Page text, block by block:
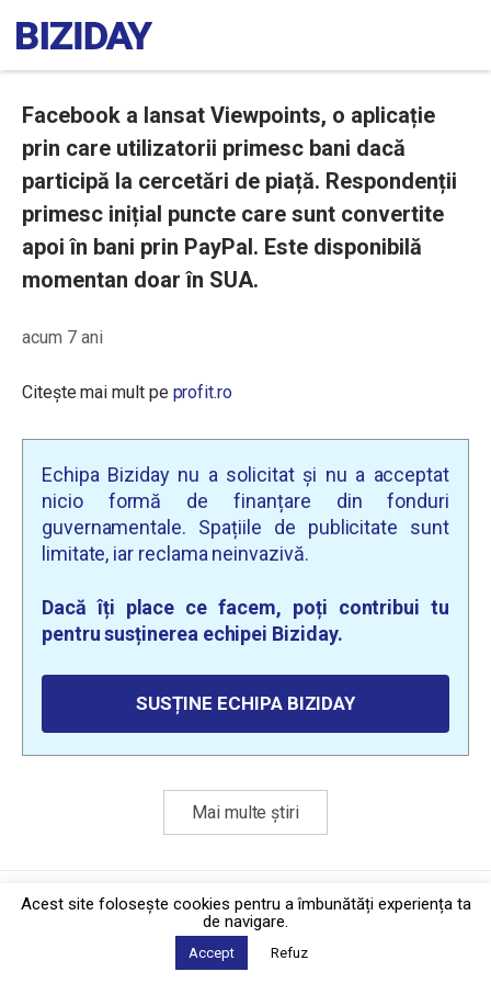
Facebook a lansat Viewpoints, o aplicație
prin care utilizatorii primesc bani dacă
participă la cercetări de piață. Respondenții
primesc inițial puncte care sunt convertite
apoi în bani prin PayPal. Este disponibilă
momentan doar în SUA.
acum 7 ani
Citește mai mult pe profit.ro
Echipa Biziday nu a solicitat și nu a acceptat
nicio formă de finanțare din fonduri
guvernamentale. Spațiile de publicitate sunt
limitate, iar reclama neinvazivă.
Dacă îți place ce facem, poți contribui tu
pentru susținerea echipei Biziday.
SUSȚINE ECHIPA BIZIDAY
Mai multe știri
Politica de confidențialitate·Contact
2026 © Biziday
Acest site foloseşte cookies pentru a îmbunătăți experiența ta
de navigare.
Accept Refuz